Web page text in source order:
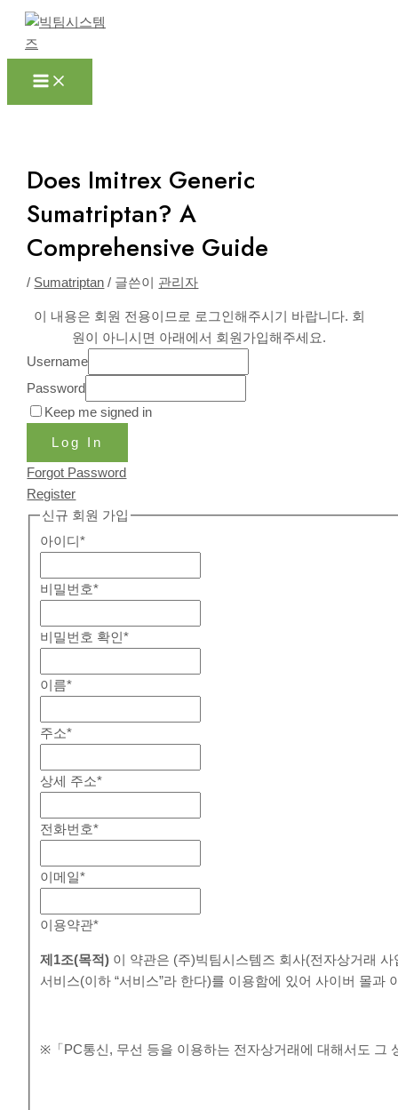
Menu
Does Imitrex Generic
Sumatriptan? A
Comprehensive Guide
/ Sumatriptan / 글쓴이 관리자
이 내용은 회원 전용이므로 로그인해주시기 바랍니다. 회
원이 아니시면 아래에서 회원가입해주세요.
Username
Password
Keep me signed in
Log In
Forgot Password
Register
신규 회원 가입
아이디*
비밀번호*
비밀번호 확인*
이름*
주소*
상세 주소*
전화번호*
이메일*
이용약관*
제 1조(목적) 이 약관은 (주)빅팀시스템즈 회사(전자상거래
서비스(이하 “서비스”라 한다)를 이용함에 있어 사이버 몰
※「PC통신, 무선 등을 이용하는 전자상거래에 대해서도 그
포
트